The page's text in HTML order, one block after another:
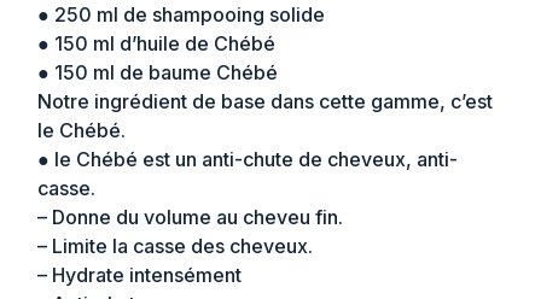
● 250 ml de shampooing solide
● 150 ml d’huile de Chébé
● 150 ml de baume Chébé
Notre ingrédient de base dans cette gamme, c’est
le Chébé.
● le Chébé est un anti-chute de cheveux, anti-
casse.
– Donne du volume au cheveu fin.
– Limite la casse des cheveux.
– Hydrate intensément